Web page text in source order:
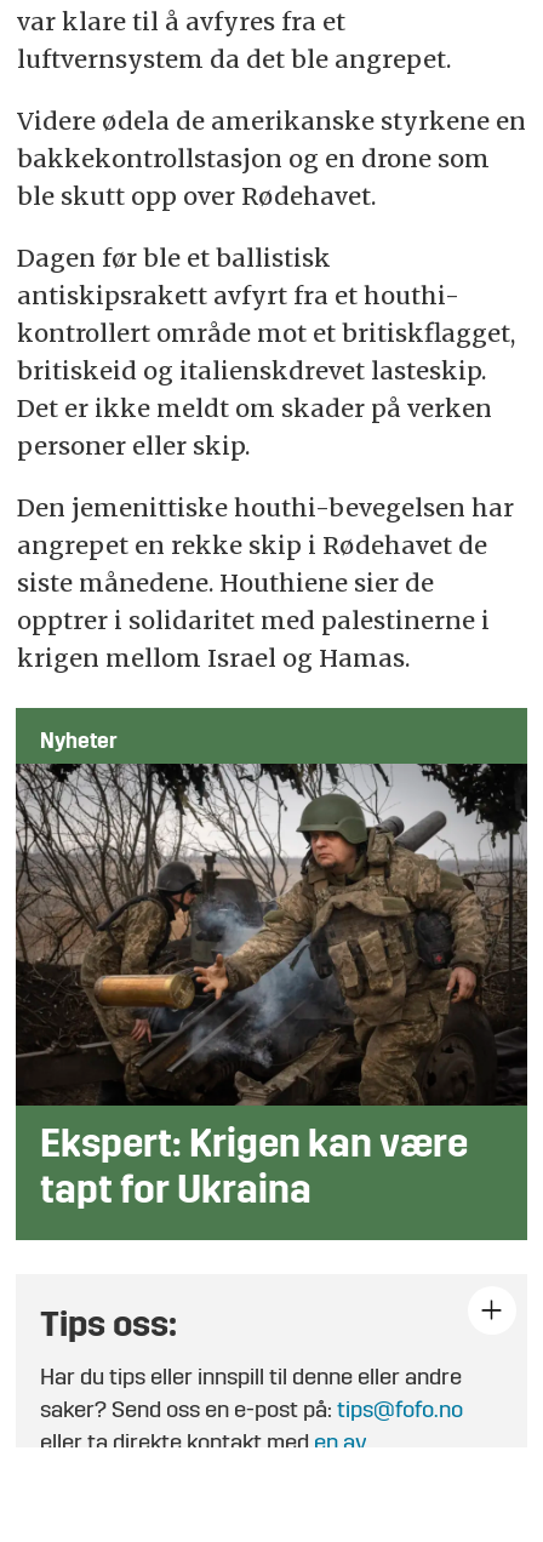
var klare til å avfyres fra et
luftvernsystem da det ble angrepet.
Videre ødela de amerikanske styrkene en
bakkekontrollstasjon og en drone som
ble skutt opp over Rødehavet.
Dagen før ble et ballistisk
antiskipsrakett avfyrt fra et houthi-
kontrollert område mot et britiskflagget,
britiskeid og italienskdrevet lasteskip.
Det er ikke meldt om skader på verken
personer eller skip.
Den jemenittiske houthi-bevegelsen har
angrepet en rekke skip i Rødehavet de
siste månedene. Houthiene sier de
opptrer i solidaritet med palestinerne i
krigen mellom Israel og Hamas.
Nyheter
Ekspert: Krigen kan være
tapt for Ukraina
Tips oss:
Har du tips eller innspill til denne eller andre
saker? Send oss en e-post på:tips@fofo.no
eller ta direkte kontakt med en av